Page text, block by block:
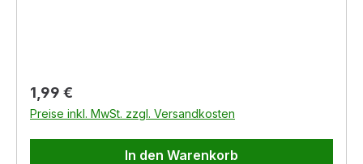
Regulärer Preis:
1,99 €
Preise inkl. MwSt. zzgl. Versandkosten
In den Warenkorb